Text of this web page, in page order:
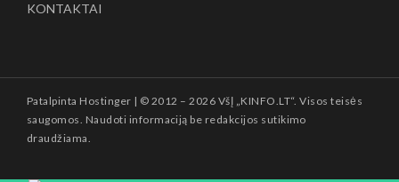
KONTAKTAI
Patalpinta Hostinger | © 2012 –2026 VšĮ „KINFO.LT“. Visos teisės
saugomos. Naudoti informaciją be redakcijos sutikimo
draudžiama.